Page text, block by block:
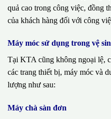
quả cao trong công việc, đồng
của khách hàng đối với công
Máy móc sử dụng trong vệ
Tại KTA cũng không ngoại lệ,
các trang thiết bị, máy móc và
lượng như sau:
Máy chà sàn đơn